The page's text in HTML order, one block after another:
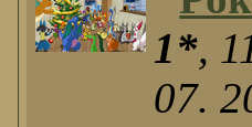
1*,
07.